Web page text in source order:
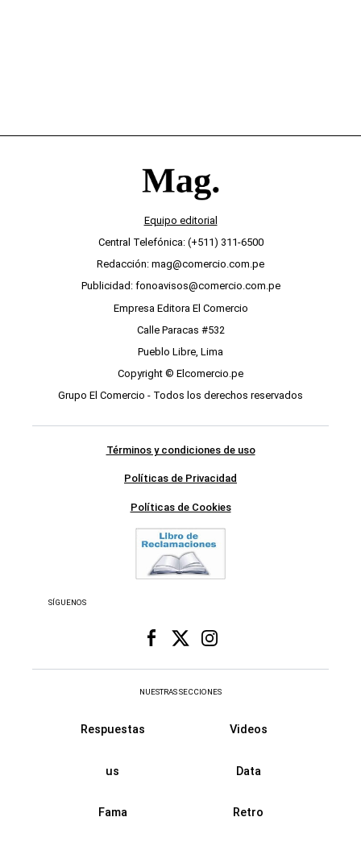
Equipo editorial
Central Telefónica: (+511) 311-6500
Redacción: mag@comercio.com.pe
Publicidad: fonoavisos@comercio.com.pe
Empresa Editora El Comercio
Calle Paracas #532
Pueblo Libre, Lima
Copyright © Elcomercio.pe
Grupo El Comercio - Todos los derechos reservados
Términos y condiciones de uso
Políticas de Privacidad
Políticas de Cookies
SÍGUENOS
NUESTRAS SECCIONES
Respuestas Videos
us Data
Fama Retro